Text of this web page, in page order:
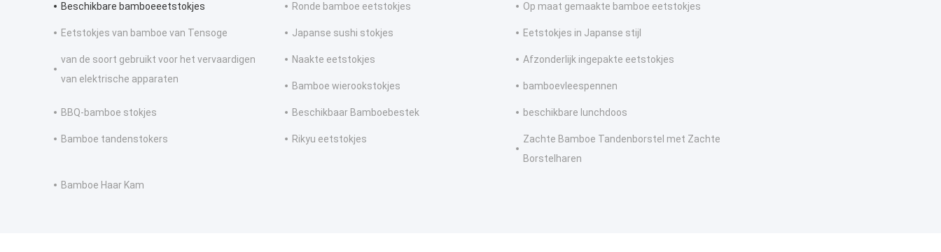
Beschikbare bamboeeetstokjes Ronde bamboe eetstokjes Op maat gemaakte bamboe eetstokjes
Eetstokjes van bamboe van Tensoge Japanse sushi stokjes Eetstokjes in Japanse stijl
van de soort gebruikt voor het vervaardigen
van elektrische apparaten
Naakte eetstokjes Afzonderlijk ingepakte eetstokjes
Bamboe wierookstokjes bamboevleespennen
BBQ-bamboe stokjes Beschikbaar Bamboebestek beschikbare lunchdoos
Bamboe tandenstokers Rikyu eetstokjes
Zachte Bamboe Tandenborstel met Zachte
Borstelharen
Bamboe Haar Kam